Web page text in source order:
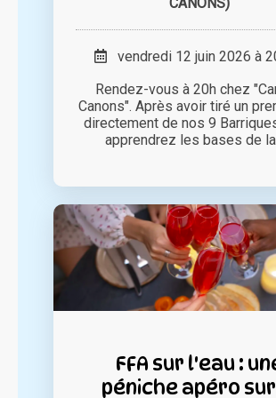
vendredi 12 juin 2026 à
Rendez-vous à 20h chez
Canons". Après avoir tiré un
directement de nos 9
apprendrez les bases de la
FFA sur l'eau :
péniche apéro